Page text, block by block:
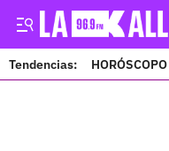
Tendencias: